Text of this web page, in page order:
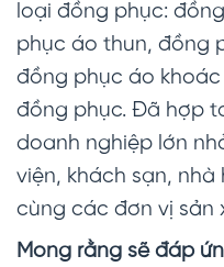
loại đồng phục:
phục áo thun, đồng
đồng phục áo
đồng phục. Đã hợp
doanh nghiệp lớn
viện, khách sạn,
cùng các đơn vị sản
Mong rằng sẽ đáp